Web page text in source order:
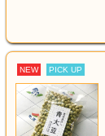
NEW PICK UP